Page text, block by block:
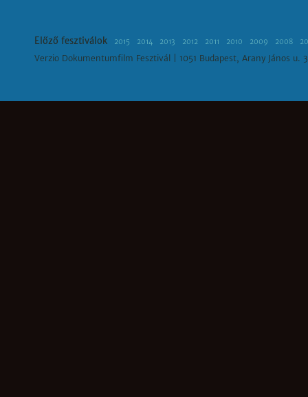
Előző fesztiválok 2015 2014 2013 2012 2011 2010 2009 2008
Verzio Dokumentumfilm Fesztivál | 1051 Budapest, Arany János